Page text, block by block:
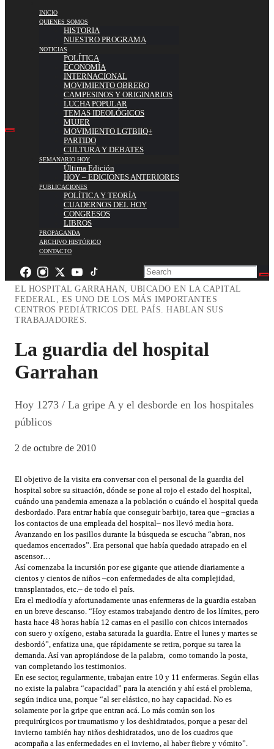
INICIO
QUIENES SOMOS
HISTORIA
NUESTRO PROGRAMA
NOTICIAS
POLÍTICA
ECONOMÍA
INTERNACIONAL
MOVIMIENTO OBRERO
CAMPESINOS Y ORIGINARIOS
LUCHA POPULAR
TEMAS IDEOLÓGICOS
MUJER
MOVIMIENTO LGTBIIQ+
PARTIDO
CULTURA Y DEBATES
SEMANARIO HOY
Última Edición
HOY – EDICIONES ANTERIORES
PUBLICACIONES
POLÍTICA Y TEORÍA
CUADERNOS DEL HOY
CONGRESOS
LIBROS
PROPAGANDA
ARCHIVO HISTÓRICO
CONTACTO
EL HOSPITAL GARRAHAN, UBICADO EN LA CAPITAL
FEDERAL, ES UNO DE LOS MÁS IMPORTANTES
CENTROS PEDIÁTRICOS DEL PAÍS. HABLAN SUS
TRABAJADORES.
La guardia del hospital
Garrahan
Hoy 1273 / La gripe A y el desborde en los hospitales
públicos
2 de octubre de 2010
El objetivo de la visita era conversar con el personal de la guardia del
hospital sobre su situación, dónde se pone al rojo el estado del hospital,
cuándo una pandemia amenaza a la población o cuándo el hospital queda
desbordado. Para entrar había que conseguir barbijo, tarea que –gracias a
los contactos de una empleada del hospital– nos llevó media hora.
Avanzando en los pasillos durante la búsqueda se escucha “abran, nos
quedamos encerrados”. Era personal que había quedado atrapado en el
ascensor…
Así comenzaba la incursión por ese gigante que atiende diariamente a
cientos y cientos de niños –con enfermedades de alta complejidad,
transplantados, etc.– de todo el país.
Era el mediodía y afortunadamente unas enfermeras de la guardia estaban
en un breve descanso. “Hoy estamos trabajando dentro de los límites, pero
hasta hace 48 horas había 12 camas en el pasillo con chicos internados
con suero y oxígeno, estaba saturada la guardia. Entre el lunes y martes se
desbordó”, enfatiza una, que rápidamente se retira, porque su tarea la
demanda. Así van apropiándose de la palabra, como tomando la posta,
van completando los testimonios.
En ese sector, regularmente, trabajan entre 10 y 11 enfermeras. Según ellas
no existe la palabra “capacidad” para la atención y ahí está el problema,
según indica una, porque “al ser elástico, no hay capacidad. No es
solamente por la gripe que entran acá. Lo más común son los
prequirúrgicos por traumatismo y los deshidratados, porque a pesar del
invierno también hay niños deshidratados, uno de los cuadros que
acompaña a las enfermedades en el invierno, al haber fiebre y vómito”.